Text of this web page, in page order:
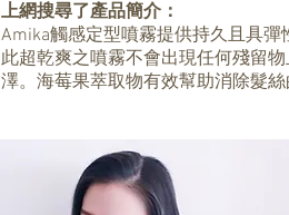
上網搜尋了產品簡介：
Amika觸感定型噴霧提供持久且具彈
此超乾爽之噴霧不會出現任何殘留
澤。海莓果萃取物有效幫助消除髮絲